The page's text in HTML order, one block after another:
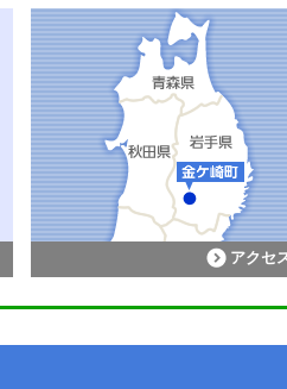
アクセ